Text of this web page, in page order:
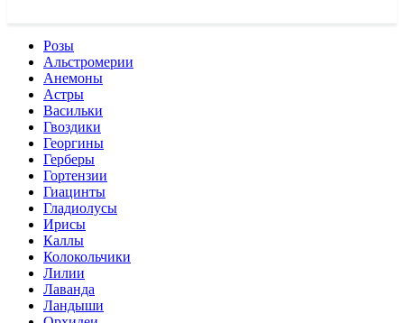
Розы
Альстромерии
Анемоны
Астры
Васильки
Гвоздики
Георгины
Герберы
Гортензии
Гиацинты
Гладиолусы
Ирисы
Каллы
Колокольчики
Лилии
Лаванда
Ландыши